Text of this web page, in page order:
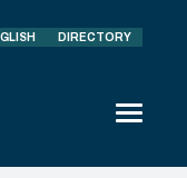
DIRECTORY